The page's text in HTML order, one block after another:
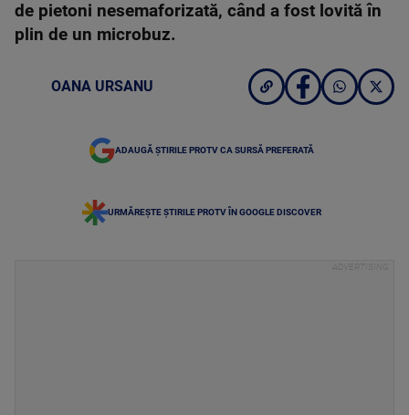
de pietoni nesemaforizată, când a fost lovită în
plin de un microbuz.
OANA URSANU
ADAUGĂ ȘTIRILE PROTV CA SURSĂ PREFERATĂ
URMĂREȘTE ȘTIRILE PROTV ÎN GOOGLE DISCOVER